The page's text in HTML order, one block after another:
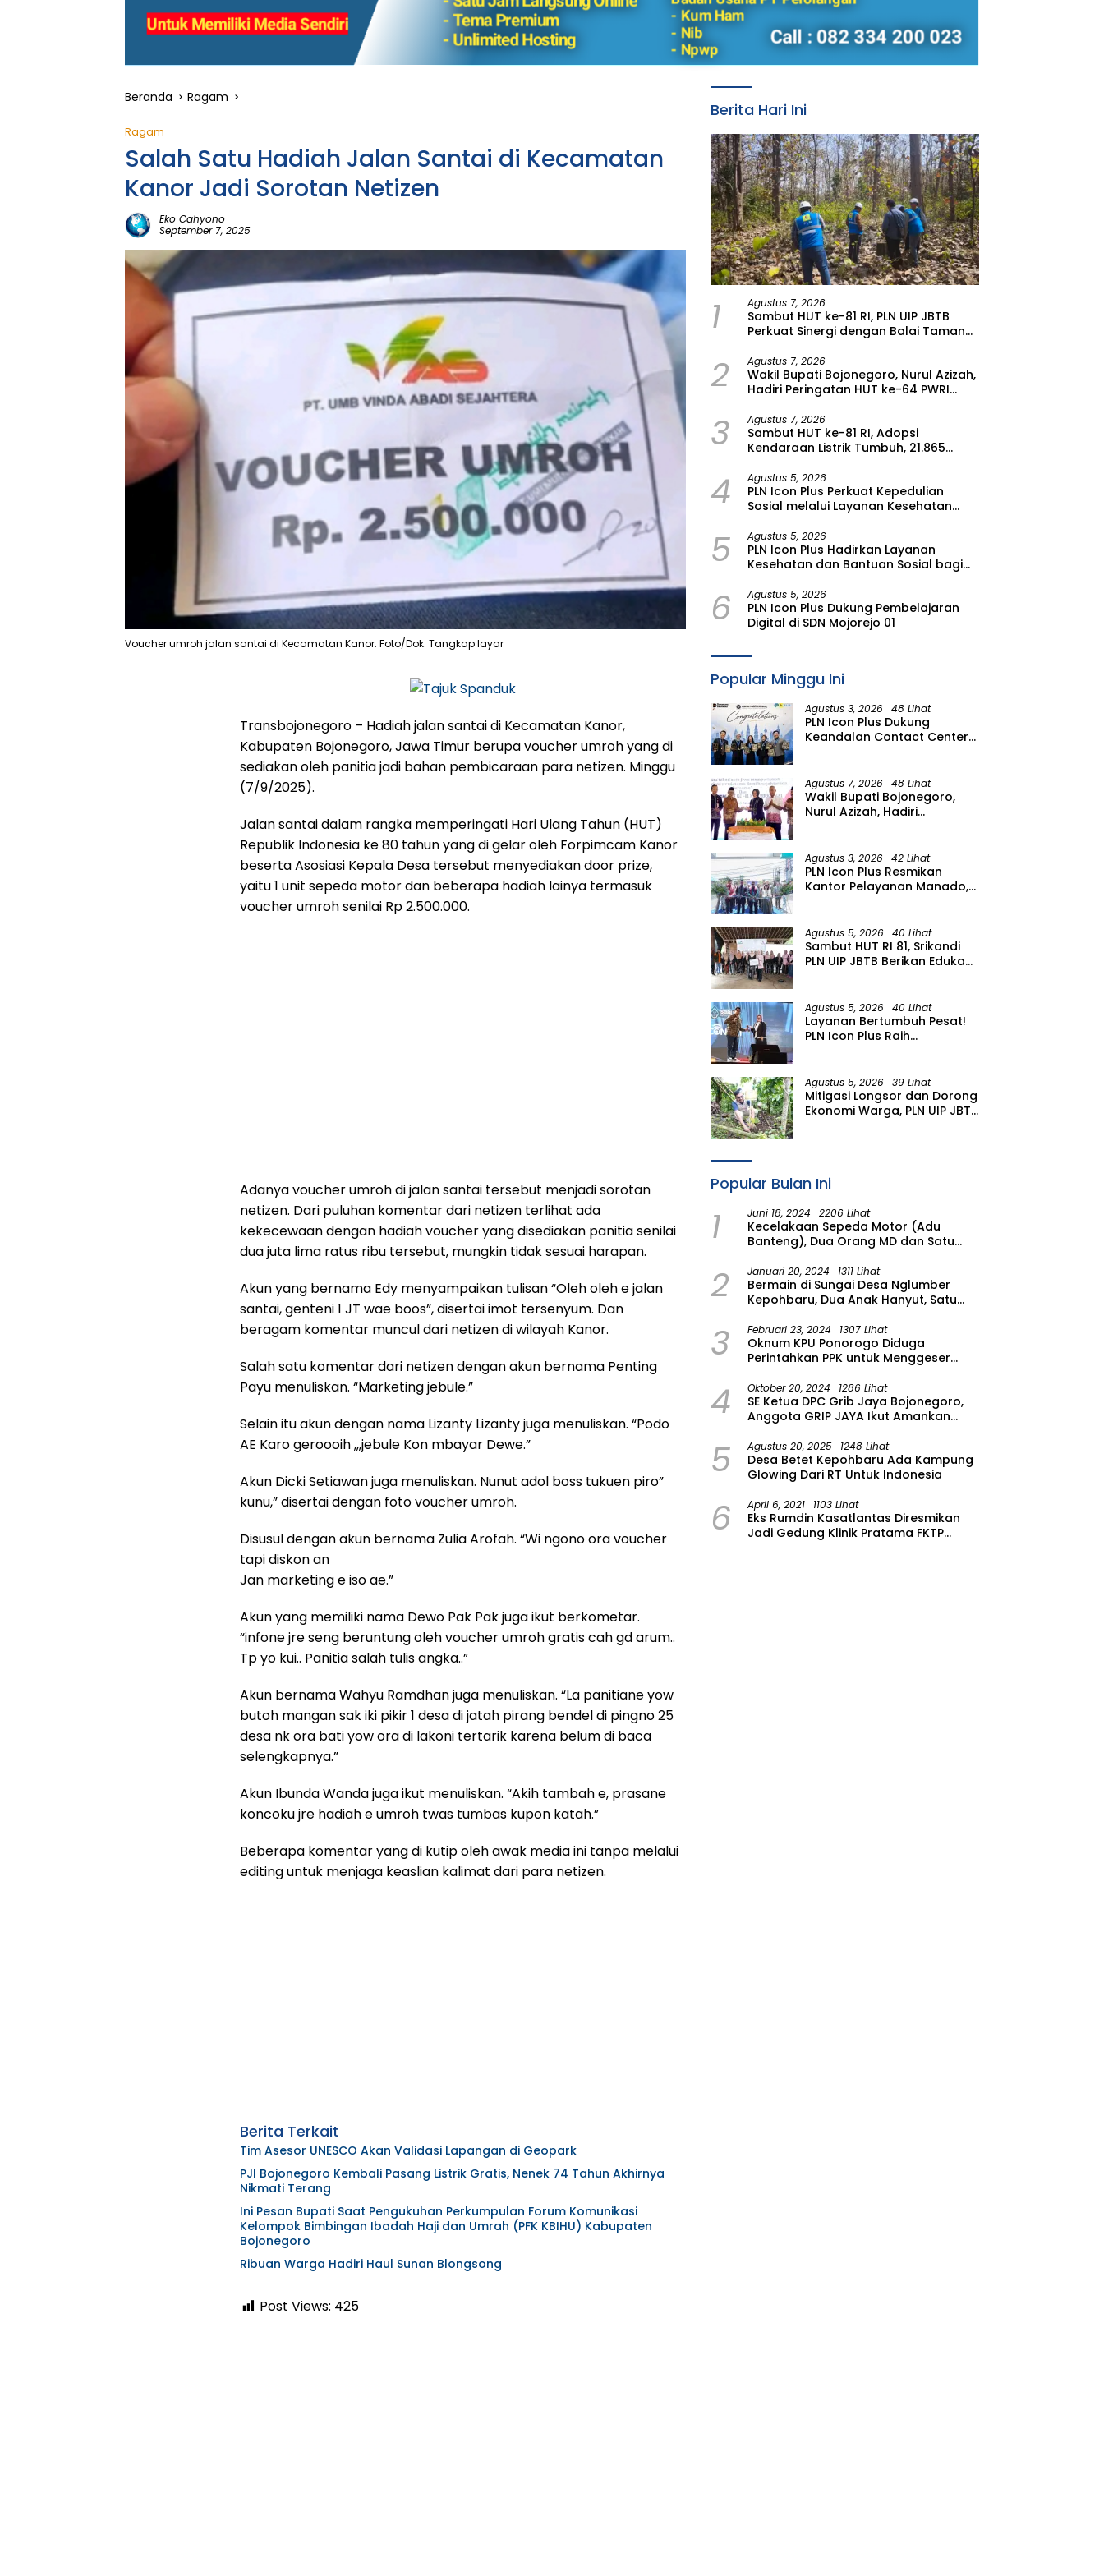
Beranda Ragam
Ragam
Salah Satu Hadiah Jalan Santai di Kecamatan
Kanor Jadi Sorotan Netizen
Eko Cahyono
September 7, 2025
Voucher umroh jalan santai di Kecamatan Kanor. Foto/Dok: Tangkap layar
Transbojonegoro – Hadiah jalan santai di Kecamatan Kanor,
Kabupaten Bojonegoro, Jawa Timur berupa voucher umroh yang di
sediakan oleh panitia jadi bahan pembicaraan para netizen. Minggu
(7/9/2025).
Jalan santai dalam rangka memperingati Hari Ulang Tahun (HUT)
Republik Indonesia ke 80 tahun yang di gelar oleh Forpimcam Kanor
beserta Asosiasi Kepala Desa tersebut menyediakan door prize,
yaitu 1 unit sepeda motor dan beberapa hadiah lainya termasuk
voucher umroh senilai Rp 2.500.000.
Adanya voucher umroh di jalan santai tersebut menjadi sorotan
netizen. Dari puluhan komentar dari netizen terlihat ada
kekecewaan dengan hadiah voucher yang disediakan panitia senilai
dua juta lima ratus ribu tersebut, mungkin tidak sesuai harapan.
Akun yang bernama Edy menyampaikan tulisan “Oleh oleh e jalan
santai, genteni 1 JT wae boos”, disertai imot tersenyum. Dan
beragam komentar muncul dari netizen di wilayah Kanor.
Salah satu komentar dari netizen dengan akun bernama Penting
Payu menuliskan. “Marketing jebule.”
Selain itu akun dengan nama Lizanty Lizanty juga menuliskan. “Podo
AE Karo geroooih ,,,jebule Kon mbayar Dewe.”
Akun Dicki Setiawan juga menuliskan. Nunut adol boss tukuen piro”
kunu,” disertai dengan foto voucher umroh.
Disusul dengan akun bernama Zulia Arofah. “Wi ngono ora voucher
tapi diskon an
Jan marketing e iso ae.”
Akun yang memiliki nama Dewo Pak Pak juga ikut berkometar.
“infone jre seng beruntung oleh voucher umroh gratis cah gd arum..
Tp yo kui.. Panitia salah tulis angka..”
Akun bernama Wahyu Ramdhan juga menuliskan. “La panitiane yow
butoh mangan sak iki pikir 1 desa di jatah pirang bendel di pingno 25
desa nk ora bati yow ora di lakoni tertarik karena belum di baca
selengkapnya.”
Akun Ibunda Wanda juga ikut menuliskan. “Akih tambah e, prasane
koncoku jre hadiah e umroh twas tumbas kupon katah.”
Beberapa komentar yang di kutip oleh awak media ini tanpa melalui
editing untuk menjaga keaslian kalimat dari para netizen.
Berita Terkait
Tim Asesor UNESCO Akan Validasi Lapangan di Geopark
PJI Bojonegoro Kembali Pasang Listrik Gratis, Nenek 74 Tahun Akhirnya
Nikmati Terang
Ini Pesan Bupati Saat Pengukuhan Perkumpulan Forum Komunikasi
Kelompok Bimbingan Ibadah Haji dan Umrah (PFK KBIHU) Kabupaten
Bojonegoro
Ribuan Warga Hadiri Haul Sunan Blongsong
Post Views: 425
Berita Hari Ini
1 Agustus 7, 2026
Sambut HUT ke-81 RI, PLN UIP JBTB
Perkuat Sinergi dengan Balai Taman
Rencana Proyek SUTET 500 kV Paiton–
Watudodol/Kalipuro
2 Agustus 7, 2026
Wakil Bupati Bojonegoro, Nurul Azizah,
Hadiri Peringatan HUT ke-64 PWRI
3 Agustus 7, 2026
Sambut HUT ke-81 RI, Adopsi
Kendaraan Listrik Tumbuh, 21.865
Charging Services PLN pada Semester
I 2026
4 Agustus 5, 2026
PLN Icon Plus Perkuat Kepedulian
Sosial melalui Layanan Kesehatan
Lansia di Malang
5 Agustus 5, 2026
PLN Icon Plus Hadirkan Layanan
Kesehatan dan Bantuan Sosial bagi
6 Agustus 5, 2026
PLN Icon Plus Dukung Pembelajaran
Digital di SDN Mojorejo 01
Popular Minggu Ini
Agustus 3, 2026 48 Lihat
PLN Icon Plus Dukung
Keandalan Contact Center
Agustus 7, 2026 48 Lihat
Wakil Bupati Bojonegoro,
Nurul Azizah, Hadiri
Agustus 3, 2026 42 Lihat
PLN Icon Plus Resmikan
Kantor Pelayanan Manado,
Agustus 5, 2026 40 Lihat
Sambut HUT RI 81, Srikandi
PLN UIP JBTB Berikan Edukasi
Perempuan Tangguh
Bencana di Kampung Aren
Simacan Banyuwangi
Agustus 5, 2026 40 Lihat
Layanan Bertumbuh Pesat!
PLN Icon Plus Raih
Agustus 5, 2026 39 Lihat
Mitigasi Longsor dan Dorong
Ekonomi Warga, PLN UIP JBTB
Popular Bulan Ini
1 Juni 18, 2024 2206 Lihat
Kecelakaan Sepeda Motor (Adu
Banteng), Dua Orang MD dan Satu
2 Januari 20, 2024 1311 Lihat
Bermain di Sungai Desa Nglumber
Kepohbaru, Dua Anak Hanyut, Satu
Masih Dalam Pencarian
3 Februari 23, 2024 1307 Lihat
Oknum KPU Ponorogo Diduga
Perintahkan PPK untuk Menggeser
Provinsi Asal Partai Gerindra
4 Oktober 20, 2024 1286 Lihat
SE Ketua DPC Grib Jaya Bojonegoro,
Anggota GRIP JAYA Ikut Amankan
Wilayah Bojonegoro
5 Agustus 20, 2025 1248 Lihat
Desa Betet Kepohbaru Ada Kampung
Glowing Dari RT Untuk Indonesia
6 April 6, 2021 1103 Lihat
Eks Rumdin Kasatlantas Diresmikan
Jadi Gedung Klinik Pratama FKTP